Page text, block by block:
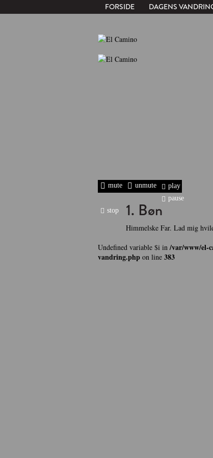
FORSIDE DAGENS
mute unmute
play
pause
stop
1. Bøn
Himmelske Far. Lad mig
Undefined variable $i in/var/www/el-
vandring.php on line 383